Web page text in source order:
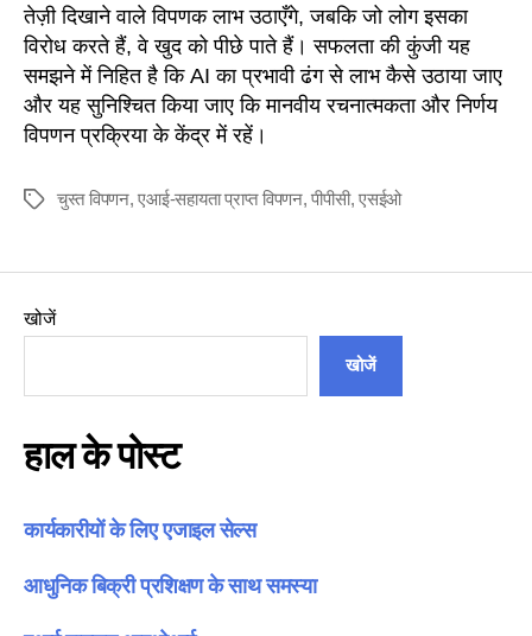
तेज़ी दिखाने वाले विपणक लाभ उठाएँगे, जबकि जो लोग इसका
विरोध करते हैं, वे खुद को पीछे पाते हैं। सफलता की कुंजी यह
समझने में निहित है कि AI का प्रभावी ढंग से लाभ कैसे उठाया जाए
और यह सुनिश्चित किया जाए कि मानवीय रचनात्मकता और निर्णय
विपणन प्रक्रिया के केंद्र में रहें।
टैग चुस्त विपणन,एआई-सहायता प्राप्त विपणन,पीपीसी,एसईओ
खोजें
खोजें
हाल के पोस्ट
कार्यकारीयों के लिए एजाइल सेल्स
आधुनिक बिक्री प्रशिक्षण के साथ समस्या